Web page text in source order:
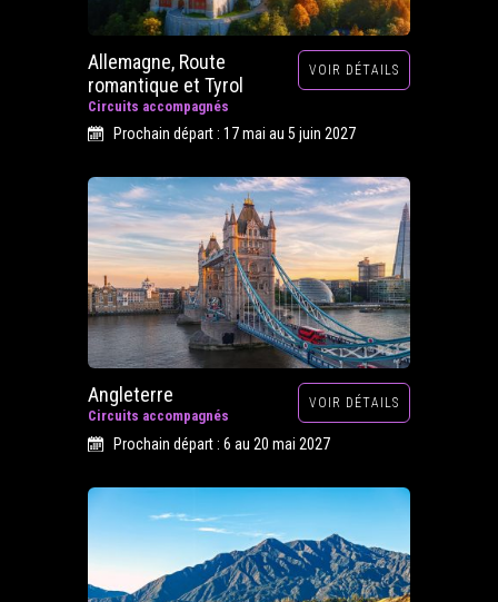
Allemagne, Route
romantique et Tyrol
Circuits accompagnés
VOIR DÉTAILS
Prochain départ : 17 mai au 5 juin 2027
Angleterre
Circuits accompagnés
VOIR DÉTAILS
Prochain départ : 6 au 20 mai 2027